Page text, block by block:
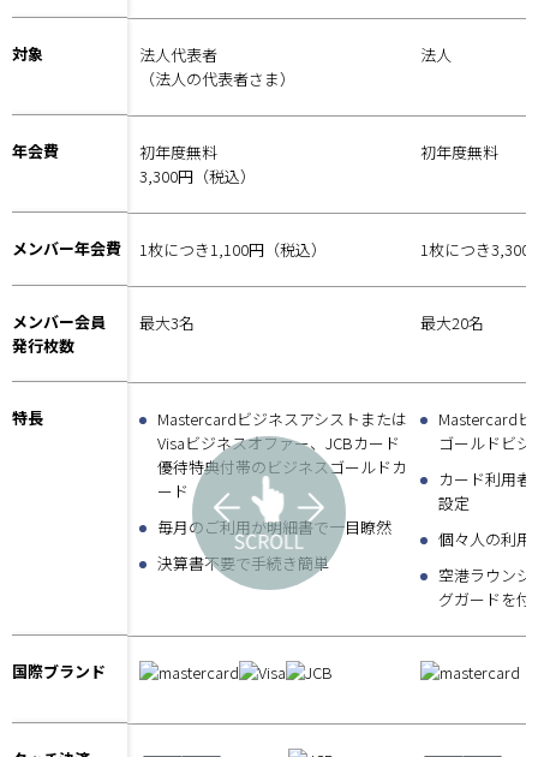
対象
法人代表者
（法人の代表者さま）
法人
年会費
初年度無料
3,300円（税込）
初年度無料
メンバー年会費 1枚につき1,100円（税込） 1枚につき3,300
メンバー会員
発行枚数
最大3名 最大20名
特長
Mastercardビジネスアシストまたは
Visaビジネスオファー、JCBカード
優待特典付帯のビジネスゴールドカ
ード
毎月のご利用が明細書で一目瞭然
決算書不要で手続き簡単
Mastercard
ゴールドビ
カード利用
設定
個々人の利用
空港ラウン
グガードを付
国際ブランド